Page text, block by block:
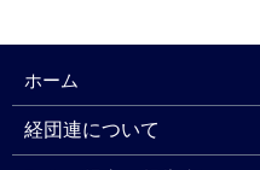
ホーム
経団連について